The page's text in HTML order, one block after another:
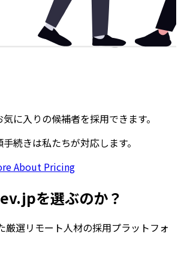
に入りの候補者を採用できます。
続きは私たちが対応します。
About Pricing
を選ぶのか？
厳選リモート人材の採用プラットフォ